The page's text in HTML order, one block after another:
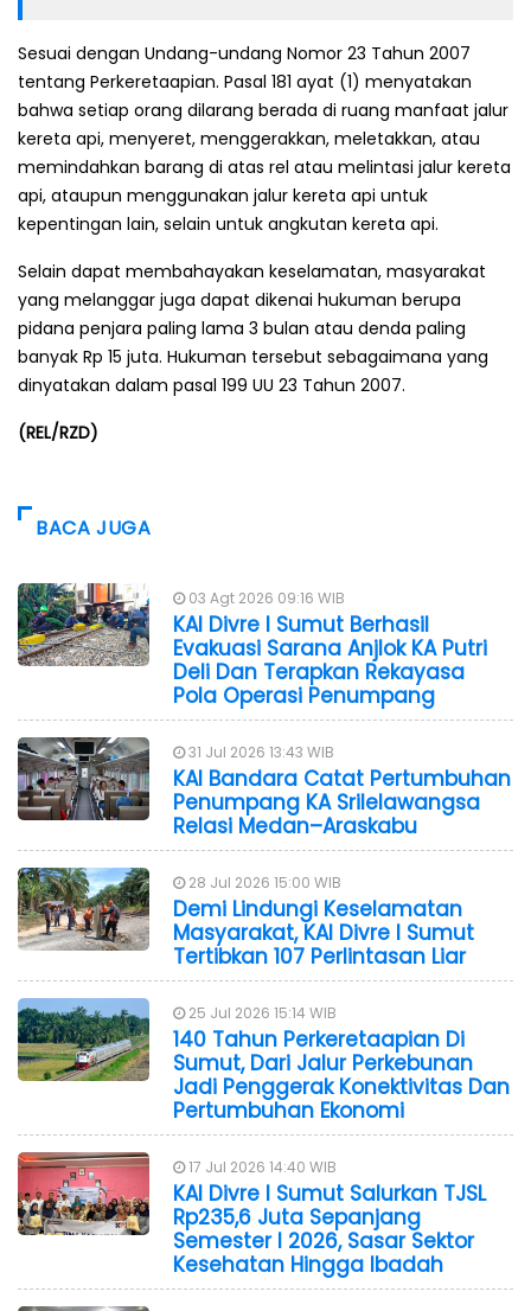
Sesuai dengan Undang-undang Nomor 23 Tahun 2007
tentang Perkeretaapian. Pasal 181 ayat (1) menyatakan
bahwa setiap orang dilarang berada di ruang manfaat jalur
kereta api, menyeret, menggerakkan, meletakkan, atau
memindahkan barang di atas rel atau melintasi jalur kereta
api, ataupun menggunakan jalur kereta api untuk
kepentingan lain, selain untuk angkutan kereta api.
Selain dapat membahayakan keselamatan, masyarakat
yang melanggar juga dapat dikenai hukuman berupa
pidana penjara paling lama 3 bulan atau denda paling
banyak Rp 15 juta. Hukuman tersebut sebagaimana yang
dinyatakan dalam pasal 199 UU 23 Tahun 2007.
(REL/RZD)
BACA JUGA
03 Agt 2026 09:16 WIB
KAI Divre I Sumut Berhasil
Evakuasi Sarana Anjlok KA Putri
Deli Dan Terapkan Rekayasa
Pola Operasi Penumpang
31 Jul 2026 13:43 WIB
KAI Bandara Catat Pertumbuhan
Penumpang KA Srilelawangsa
Relasi Medan–Araskabu
28 Jul 2026 15:00 WIB
Demi Lindungi Keselamatan
Masyarakat, KAI Divre I Sumut
Tertibkan 107 Perlintasan Liar
25 Jul 2026 15:14 WIB
140 Tahun Perkeretaapian Di
Sumut, Dari Jalur Perkebunan
Jadi Penggerak Konektivitas Dan
Pertumbuhan Ekonomi
17 Jul 2026 14:40 WIB
KAI Divre I Sumut Salurkan TJSL
Rp235,6 Juta Sepanjang
Semester I 2026, Sasar Sektor
Kesehatan Hingga Ibadah